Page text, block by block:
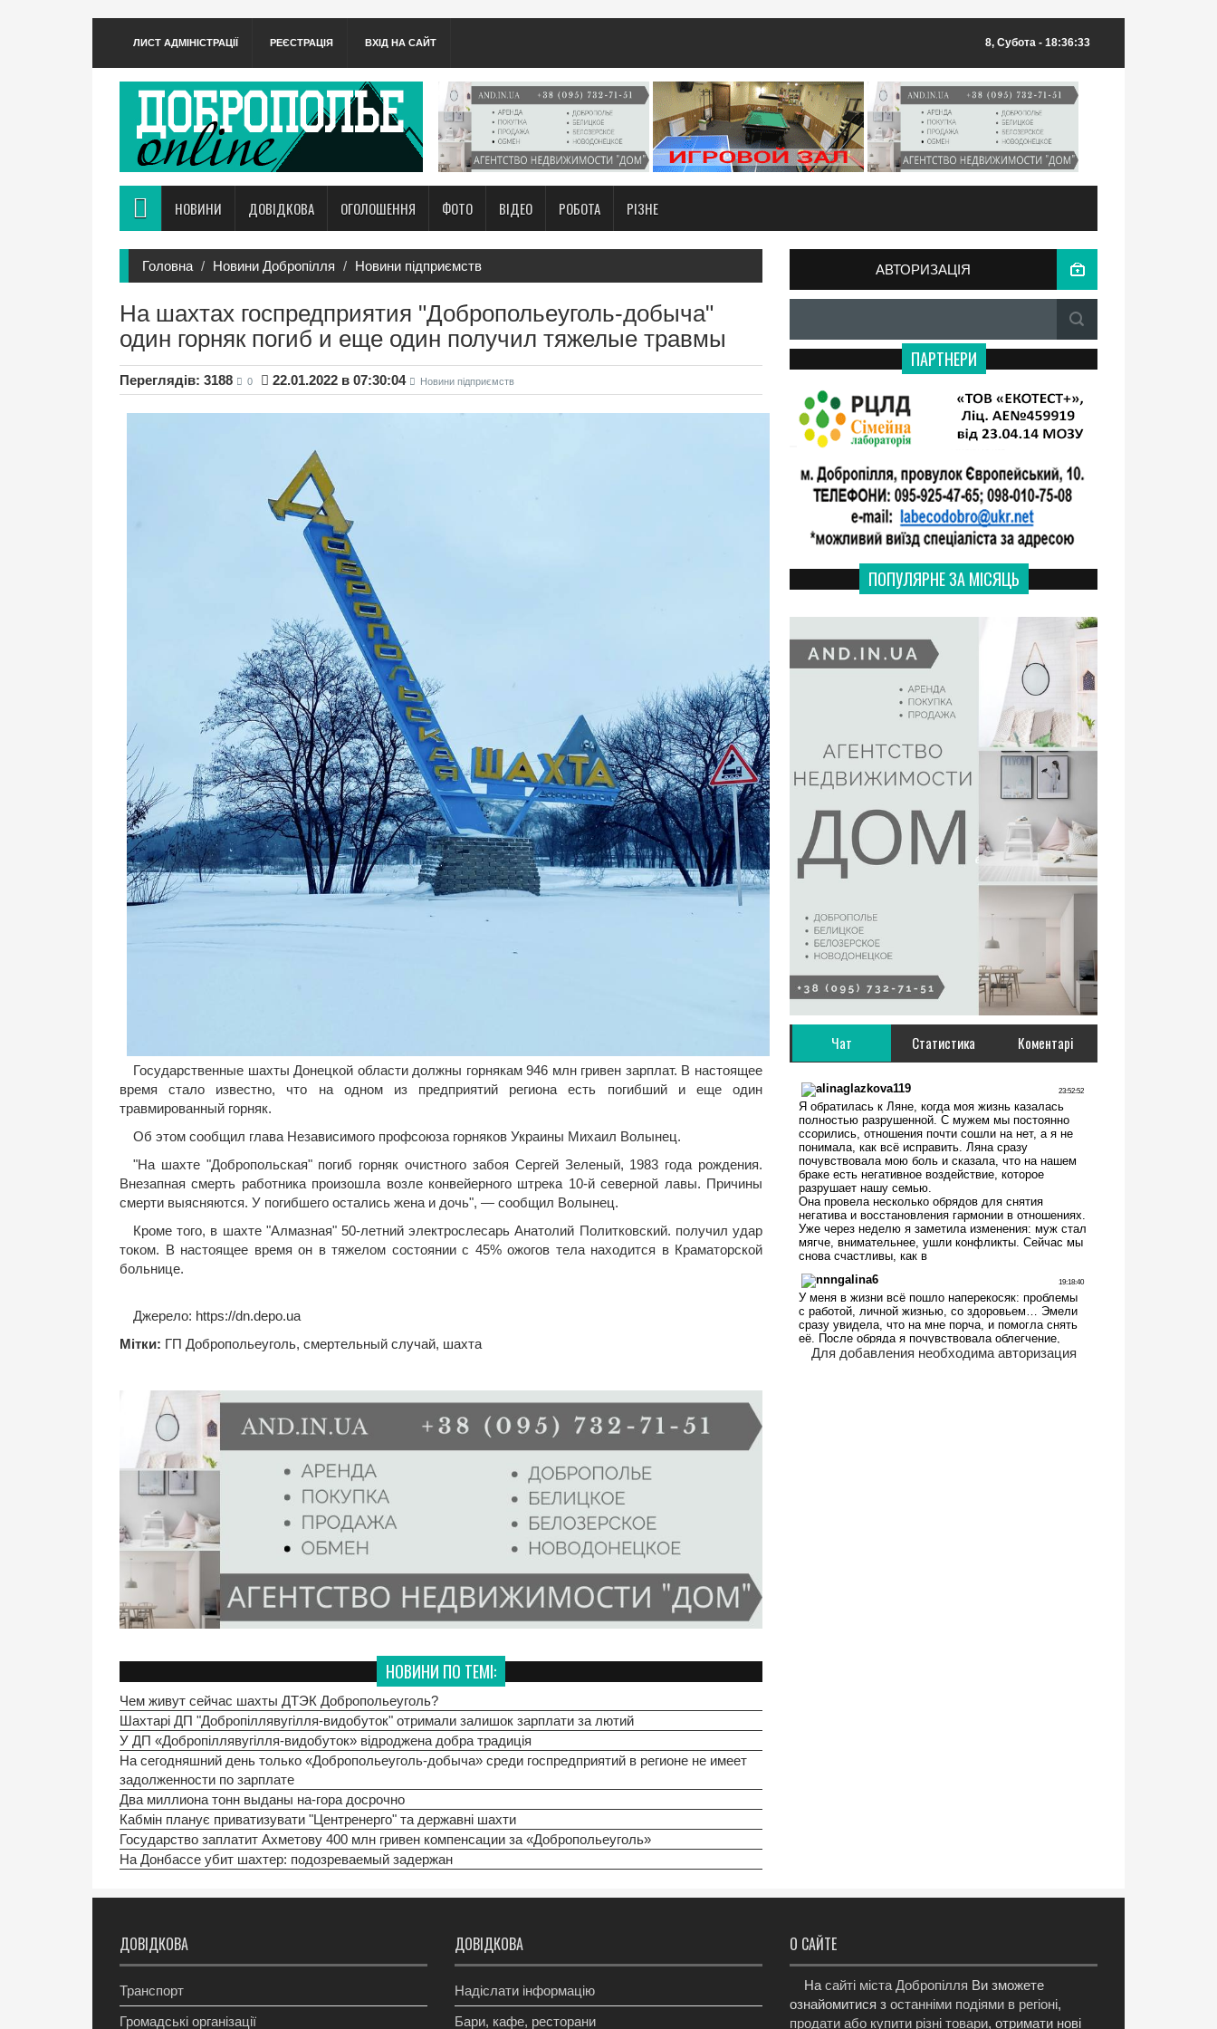
ЛИСТ АДМІНІСТРАЦІЇ РЕЄСТРАЦІЯ ВХІД НА САЙТ 8, Субота - 18:36:33
НОВИНИ ДОВІДКОВА ОГОЛОШЕННЯ ФОТО ВІДЕО РОБОТА РІЗНЕ
Головна Новини Добропілля Новини підприємств
На шахтах госпредприятия "Добропольеуголь-добыча"
один горняк погиб и еще один получил тяжелые травмы
Переглядів: 3188 0 22.01.2022 в 07:30:04 Новини підприємств
Государственные шахты Донецкой области должны горнякам 946 млн гривен зарплат. В настоящее
время стало известно, что на одном из предприятий региона есть погибший и еще один
травмированный горняк.
Об этом сообщил глава Независимого профсоюза горняков Украины Михаил Волынец.
"На шахте "Добропольская" погиб горняк очистного забоя Сергей Зеленый, 1983 года рождения.
Внезапная смерть работника произошла возле конвейерного штрека 10-й северной лавы. Причины
смерти выясняются. У погибшего остались жена и дочь", — сообщил Волынец.
Кроме того, в шахте "Алмазная" 50-летний электрослесарь Анатолий Политковский. получил удар
током. В настоящее время он в тяжелом состоянии с 45% ожогов тела находится в Краматорской
больнице.
Джерело: https://dn.depo.ua
Мітки: ГП Добропольеуголь, смертельный случай, шахта
НОВИНИ ПО ТЕМІ:
Чем живут сейчас шахты ДТЭК Добропольеуголь?
Шахтарі ДП "Добропіллявугілля-видобуток" отримали залишок зарплати за лютий
У ДП «Добропіллявугілля-видобуток» відроджена добра традиція
На сегодняшний день только «Добропольеуголь-добыча» среди госпредприятий в регионе не имеет
задолженности по зарплате
Два миллиона тонн выданы на-гора досрочно
Кабмін планує приватизувати "Центренерго" та державні шахти
Государство заплатит Ахметову 400 млн гривен компенсации за «Добропольеуголь»
На Донбассе убит шахтер: подозреваемый задержан
АВТОРИЗАЦІЯ
ПАРТНЕРИ
ПОПУЛЯРНЕ ЗА МІСЯЦЬ
Чат Статистика Коментарі
Для добавления необходима авторизация
ДОВІДКОВА
Транспорт
Громадські організації
ДОВІДКОВА
Надіслати інформацію
Бари, кафе, ресторани
О САЙТЕ
На сайті міста Добропілля Ви зможете
ознайомитися з останніми подіями в регіоні,
продати або купити різні товари, отримати нові